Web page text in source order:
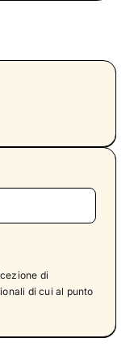
di
di cui al punto